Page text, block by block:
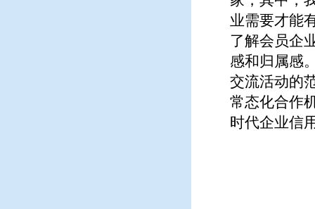
业需要才能
了解会员企
感和归属感
交流活动的
常态化合作
时代企业信